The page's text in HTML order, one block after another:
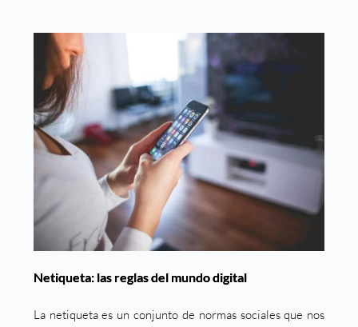
Netiqueta: las reglas del mundo digital
La netiqueta es un conjunto de normas sociales que nos